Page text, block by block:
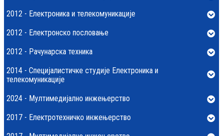
2012 - Електроника и телекомуникације
2012 - Електронско пословање
2012 - Рачунарска техника
2014 - Специјалистичке студије Електроника и
телекомуникације
2024 - Мултимедијално инжењерство
2017 - Електротехничко инжењерство